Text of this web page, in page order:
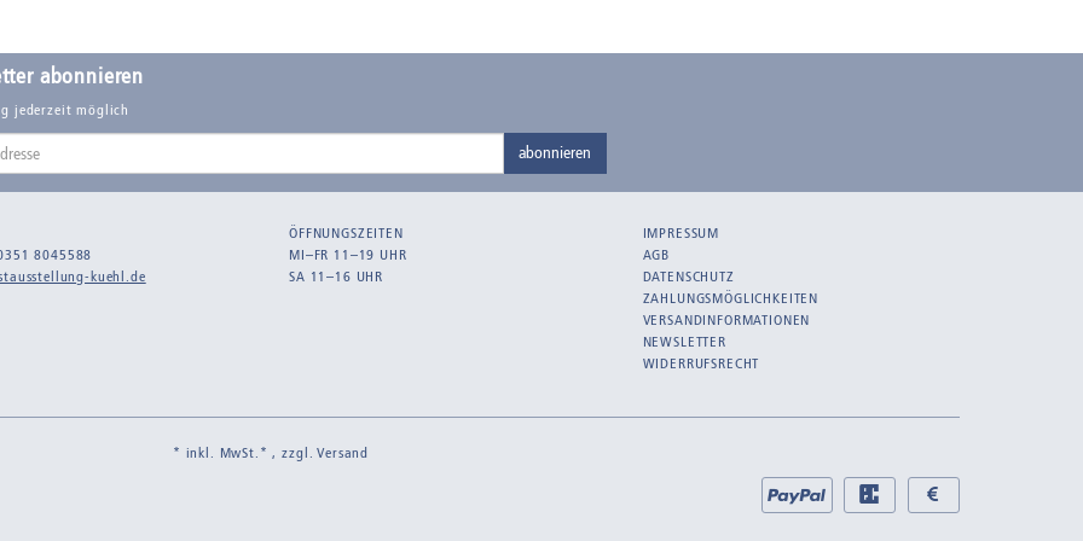
abonnieren
jederzeit möglich
abonnieren
8045588
kuehl.de
ÖFFNUNGSZEITEN
MI–FR 11–19 UHR
SA 11–16 UHR
IMPRESSUM
AGB
DATENSCHUTZ
ZAHLUNGSMÖGLICHKEITEN
VERSANDINFORMATIONEN
NEWSLETTER
WIDERRUFSRECHT
* inkl. MwSt.* , zzgl.Versand
Bei
uns
PayPal
bei
bei